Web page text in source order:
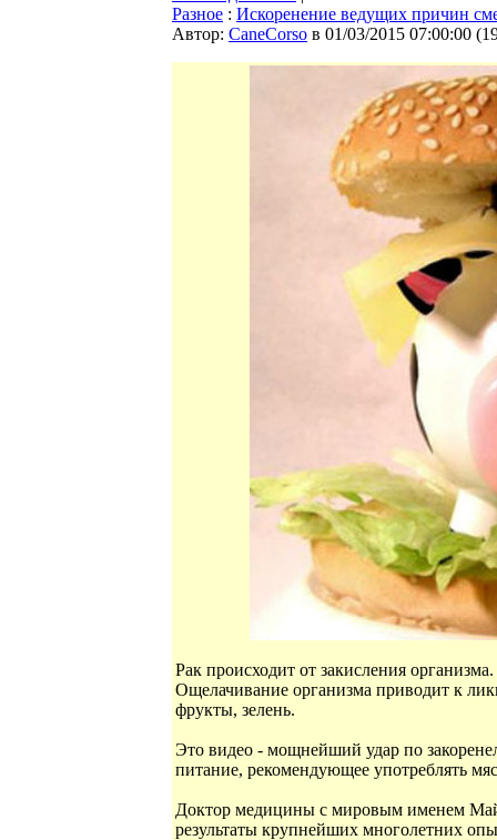
Разное : Искоренение ведущих причин
Автор: CaneCorso в 01/03/2015 07:00:00 (
Рак происходит от закисления
Ощелачивание организма приводит к
фрукты, зелень.
Это видео - мощнейший удар по
питание, рекомендующее употреблять
Доктор медицины с мировым именем
результаты крупнейших многолетних